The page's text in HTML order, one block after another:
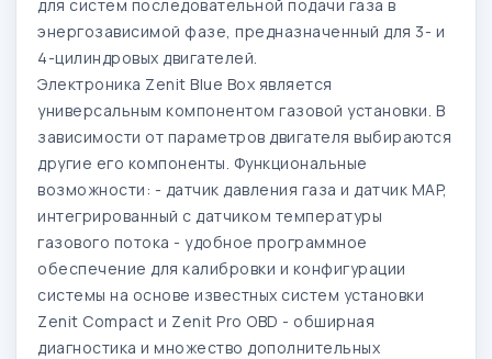
для систем последовательной подачи газа в
энергозависимой фазе, предназначенный для 3- и
4-цилиндровых двигателей.
Электроника Zenit Blue Box является
универсальным компонентом газовой установки. В
зависимости от параметров двигателя выбираются
другие его компоненты. Функциональные
возможности: - датчик давления газа и датчик MAP,
интегрированный с датчиком температуры
газового потока - удобное программное
обеспечение для калибровки и конфигурации
системы на основе известных систем установки
Zenit Compact и Zenit Pro OBD - обширная
диагностика и множество дополнительных